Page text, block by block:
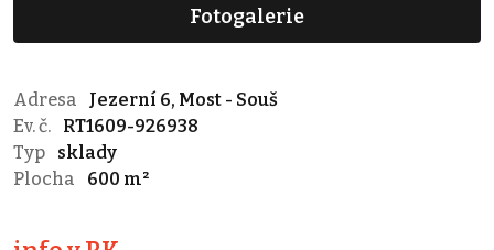
Fotogalerie
Adresa
Jezerní 6, Most - Souš
Ev. č.
RT1609-926938
Typ
sklady
Plocha
600 m²